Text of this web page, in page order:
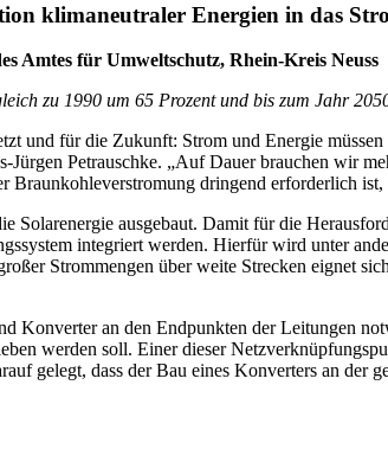
klimaneutraler Energien in das
Amtes für Umweltschutz, Rhein-Kreis Neuss
zu 1990 um 65 Prozent und bis zum Jahr
für die Zukunft: Strom und Energie
Petrauschke. „Auf Dauer brauchen wir
Braunkohleverstromung dringend erforderlich
ausgebaut. Damit für die
integriert werden. Hierfür wird unter
Strommengen über weite Strecken eignet
Konverter an den Endpunkten der Leitungen
werden soll. Einer dieser
gelegt, dass der Bau eines Konverters an der